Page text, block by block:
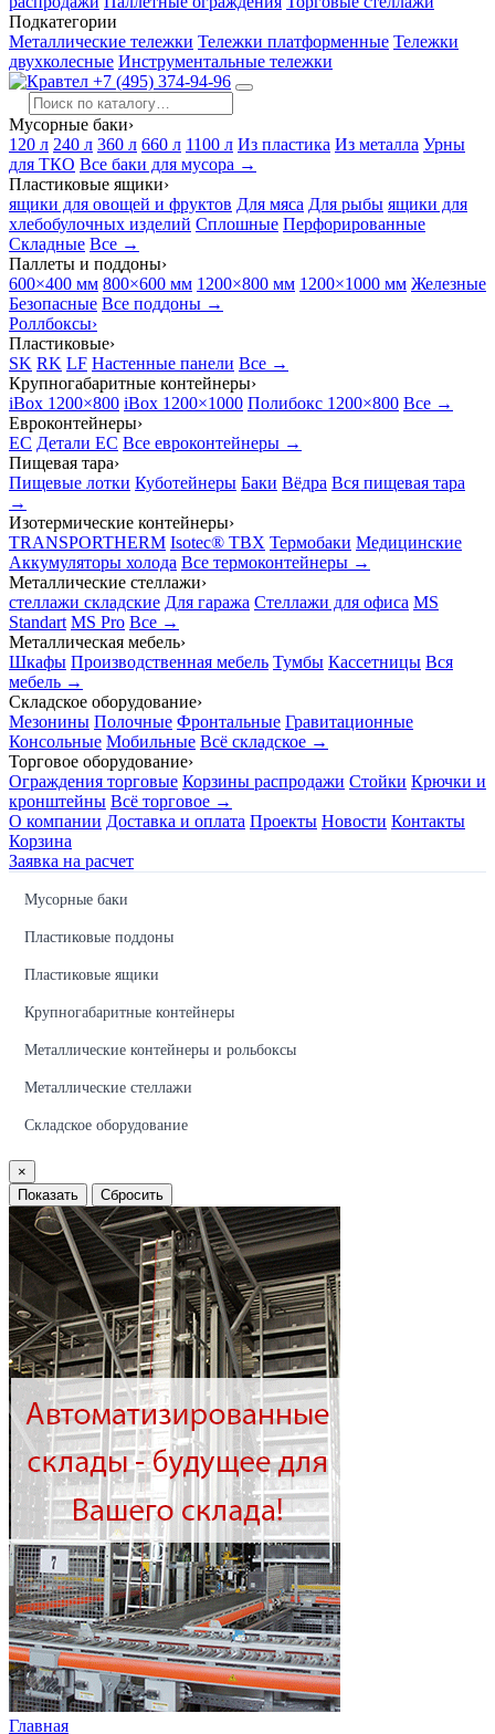
Подкатегории
Металлические тележки Тележки платформенные Тележки
двухколесные Инструментальные тележки
+7 (495) 374-94-96
Мусорные баки›
120 л 240 л 360 л 660 л 1100 л Из пластика Из металла Урны
для ТКО Все баки для мусора →
Пластиковые ящики›
ящики для овощей и фруктов Для мяса Для рыбы ящики для
хлебобулочных изделий Сплошные Перфорированные
Складные Все →
Паллеты и поддоны›
600×400 мм 800×600 мм 1200×800 мм 1200×1000 мм Железные
Безопасные Все поддоны →
Роллбоксы›
Пластиковые›
SK RK LF Настенные панели Все →
Крупногабаритные контейнеры›
iBox 1200×800 iBox 1200×1000 Полибокс 1200×800 Все →
Евроконтейнеры›
EC Детали EC Все евроконтейнеры →
Пищевая тара›
Пищевые лотки Куботейнеры Баки Вёдра Вся пищевая тара
→
Изотермические контейнеры›
TRANSPORTHERM Isotec® TBX Термобаки Медицинские
Аккумуляторы холода Все термоконтейнеры →
Металлические стеллажи›
стеллажи складские Для гаража Стеллажи для офиса MS
Standart MS Pro Все →
Металлическая мебель›
Шкафы Производственная мебель Тумбы Кассетницы Вся
мебель →
Складское оборудование›
Мезонины Полочные Фронтальные Гравитационные
Консольные Мобильные Всё складское →
Торговое оборудование›
Ограждения торговые Корзины распродажи Стойки Крючки и
кронштейны Всё торговое →
О компании Доставка и оплата Проекты Новости Контакты
Корзина
Заявка на расчет
Мусорные баки
Пластиковые поддоны
Пластиковые ящики
Крупногабаритные контейнеры
Металлические контейнеры и рольбоксы
Металлические стеллажи
Складское оборудование
×
Показать
Сбросить
Главная